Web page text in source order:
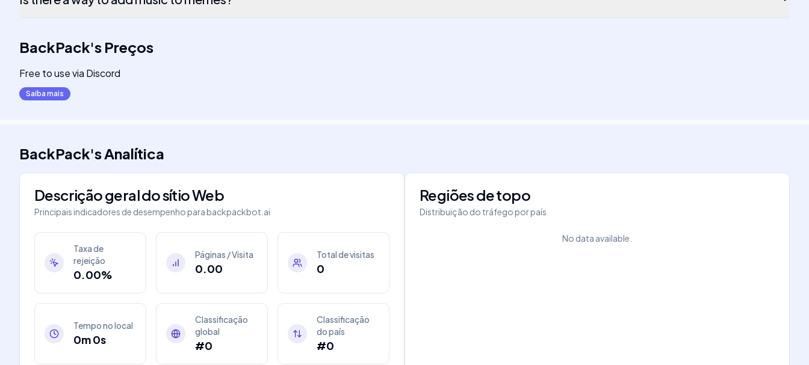
BackPack's Preços
Free to use via Discord
Saiba mais
BackPack'sAnalítica
Descrição geral do sítio Web
Principais indicadores de desempenho parabackpackbot.ai
Taxa de
rejeição
0.00%
Páginas / Visita
0.00
Total de visitas
0
Tempo no local
0m 0s
Classificação
global
#0
Classificação
do país
#0
Regiões de topo
Distribuição do tráfego por país
No data available.